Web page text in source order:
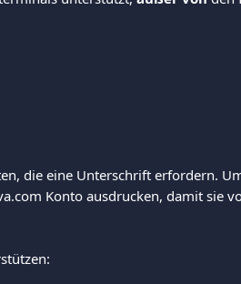
die eine Unterschrift erfordern.
Konto ausdrucken, damit sie